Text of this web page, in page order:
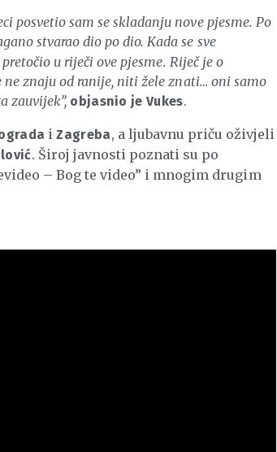
posvetio sam se skladanju nove pjesme. Po
stvarao dio po dio. Kada se sve
u riječi ove pjesme. Riječ je o
znaju od ranije, niti žele znati… oni samo
zauvijek”, objasnio jeVukes.
iZagreba, a ljubavnu priču oživjeli
. Široj javnosti poznati su po
– Bog te video” i mnogim drugim